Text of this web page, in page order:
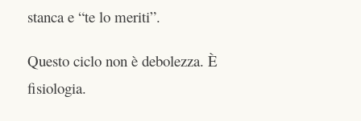
stanca e “te lo meriti”.
Questo ciclo non è debolezza. È
fisiologia.